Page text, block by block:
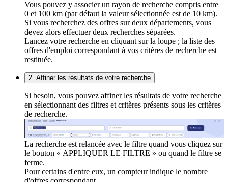
Vous pouvez y associer un rayon de recherche compris entre
0 et 100 km (par défaut la valeur sélectionnée est de 10 km).
Si vous recherchez des offres sur deux départements, vous
devez alors effectuer deux recherches séparées.
Lancez votre recherche en cliquant sur la loupe ; la liste des
offres d'emploi correspondant à vos critères de recherche est
restituée.
2. Affiner les résultats de votre recherche
Si besoin, vous pouvez affiner les résultats de votre recherche
en sélectionnant des filtres et critères présents sous les critères
de recherche.
La recherche est relancée avec le filtre quand vous cliquez sur
le bouton « APPLIQUER LE FILTRE » ou quand le filtre se
ferme.
Pour certains d'entre eux, un compteur indique le nombre